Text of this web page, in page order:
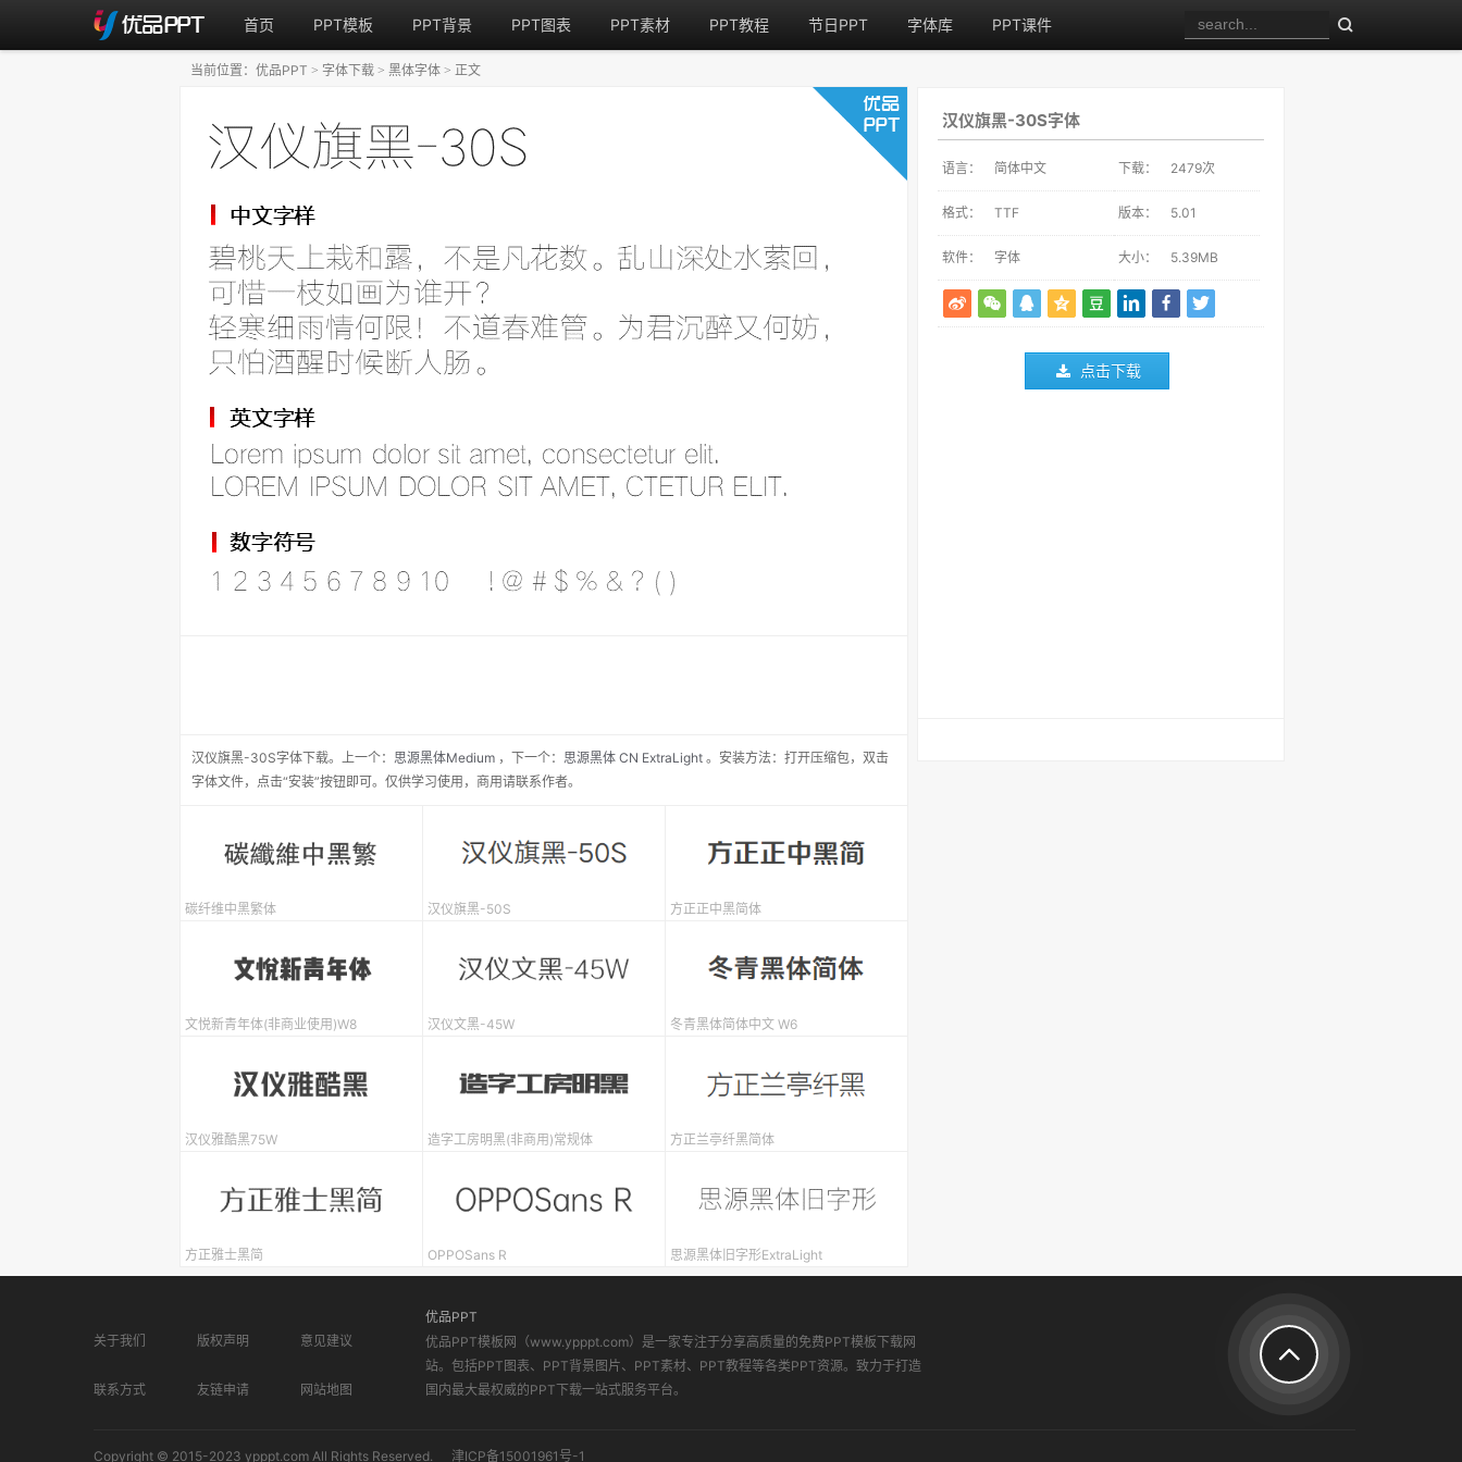
首页 PPT模板 PPT背景 PPT图表 PPT素材 PPT教程 节日PPT 字体库 PPT课件
汉仪旗黑-30S字体
语言： 简体中文 下载： 2479次
格式： TTF 版本： 5.01
软件： 字体 大小： 5.39MB
点击下载
汉仪旗黑-30S字体下载。 上一个： 思源黑体Medium ， 下一个： 思源黑体 CN ExtraLight 。安装方法：打开压缩包，双击
字体文件，点击“安装”按钮即可。仅供学习使用，商用请联系作者。
当前位置： 优品PPT > 字体下载 > 黑体字体 > 正文
碳纤维中黑繁体 汉仪旗黑-50S 方正正中黑简体
文悦新青年体(非商业使用)W8 汉仪文黑-45W 冬青黑体简体中文 W6
汉仪雅酷黑75W 造字工房明黑(非商用)常规体 方正兰亭纤黑简体
方正雅士黑简 OPPOSans R 思源黑体旧字形ExtraLight
关于我们 版权声明 意见建议
联系方式 友链申请 网站地图
优品PPT
优品PPT模板网（www.ypppt.com）是一家专注于分享高质量的免费PPT模板下载网
站。包括PPT图表、PPT背景图片、PPT素材、PPT教程等各类PPT资源。致力于打造
国内最大最权威的PPT下载一站式服务平台。
Copyright © 2015-2023 ypppt.com All Rights Reserved. 津ICP备15001961号-1